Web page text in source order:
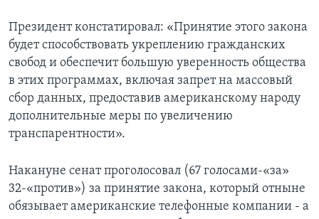
Президент констатировал: «Принятие этого закона
будет способствовать укреплению гражданских
свобод и обеспечит большую уверенность общества
в этих программах, включая запрет на массовый
сбор данных, предоставив американскому народу
дополнительные меры по увеличению
транспарентности».
Накануне сенат проголосовал (67 голосами-«за»
32-«против») за принятие закона, который отныне
обязывает американские телефонные компании - а